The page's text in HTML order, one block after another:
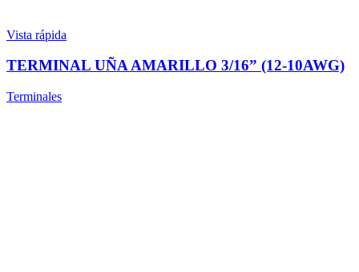
Vista rápida
TERMINAL UÑA AMARILLO 3/16” (12-10AWG)
Terminales